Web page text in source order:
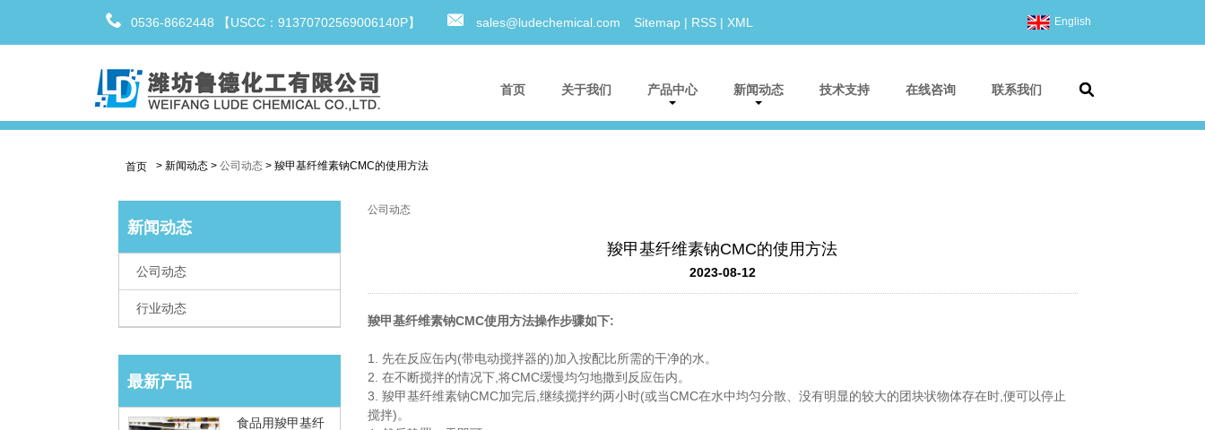
English
0536-8662448 【USCC：91370702569006140P】 sales@ludechemical.com Sitemap| RSS| XML
首页 关于我们 产品中心 新闻动态 技术支持 在线咨询 联系我们
首页 > 新闻动态 > 公司动态 > 羧甲基纤维素钠CMC的使用方法
新闻动态
公司动态
行业动态
最新产品
食品用羧甲基纤
公司动态
羧甲基纤维素钠CMC的使用方法
2023-08-12
羧甲基纤维素钠CMC使用方法操作步骤如下:
1. 先在反应缶内(带电动搅拌器的)加入按配比所需的干净的水。
2. 在不断搅拌的情况下,将CMC缓慢均匀地撒到反应缶内。
3. 羧甲基纤维素钠CMC加完后,继续搅拌约两小时(或当CMC在水中均匀分散、没有明显的较大的团块状物体存在时,便可以停止
搅拌)。